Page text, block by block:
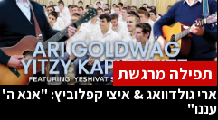
תפילה מרגשת
ארי גולדוואג & איצי קפלוביץ: "אנא ה'
עננו"